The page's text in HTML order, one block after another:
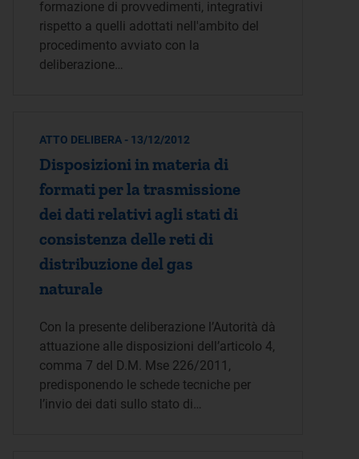
formazione di provvedimenti, integrativi
rispetto a quelli adottati nell'ambito del
procedimento avviato con la
deliberazione…
ATTO DELIBERA - 13/12/2012
Disposizioni in materia di
formati per la trasmissione
dei dati relativi agli stati di
consistenza delle reti di
distribuzione del gas
naturale
Con la presente deliberazione l’Autorità dà
attuazione alle disposizioni dell’articolo 4,
comma 7 del D.M. Mse 226/2011,
predisponendo le schede tecniche per
l’invio dei dati sullo stato di…